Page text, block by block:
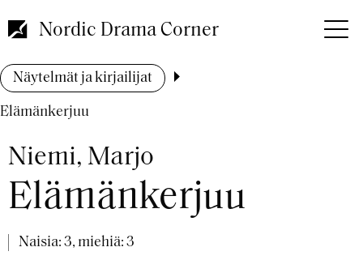
pääsisältöön
Nordic Drama Corner
Murupolku
Näytelmät ja kirjailijat
Elämänkerjuu
Niemi, Marjo
Elämänkerjuu
Naisia: 3, miehiä: 3